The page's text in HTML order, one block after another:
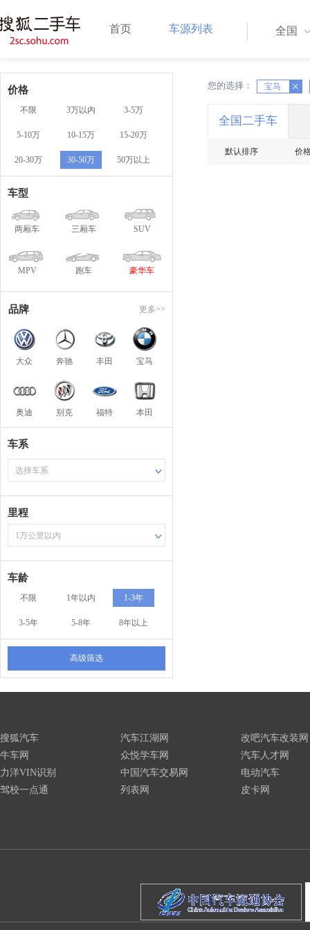
首页 车源列表 全国
价格
不限 3万以内 3-5万
5-10万 10-15万 15-20万
20-30万 30-50万 50万以上
车型
两厢车 三厢车 SUV
MPV 跑车 豪华车
品牌 更多>>
大众 奔驰 丰田 宝马
奥迪 别克 福特 本田
车系
选择车系
里程
1万公里以内
车龄
不限 1年以内 1-3年
3-5年 5-8年 8年以上
高级筛选
您的选择： 宝马
X X
全国二手车
默认排序 价
搜狐汽车
牛车网
力洋VIN识别
驾校一点通
汽车江湖网
众悦学车网
中国汽车交易网
列表网
改吧汽车改装网
汽车人才网
电动汽车
皮卡网